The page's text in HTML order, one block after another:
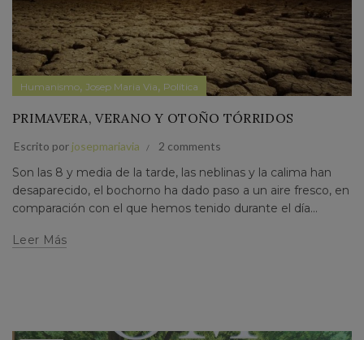
Humanismo, Josep Maria Via, Política
PRIMAVERA, VERANO Y OTOÑO TÓRRIDOS
Escrito por josepmariavia 2 comments
Son las 8 y media de la tarde, las neblinas y la calima han
desaparecido, el bochorno ha dado paso a un aire fresco, en
comparación con el que hemos tenido durante el día...
Leer Más